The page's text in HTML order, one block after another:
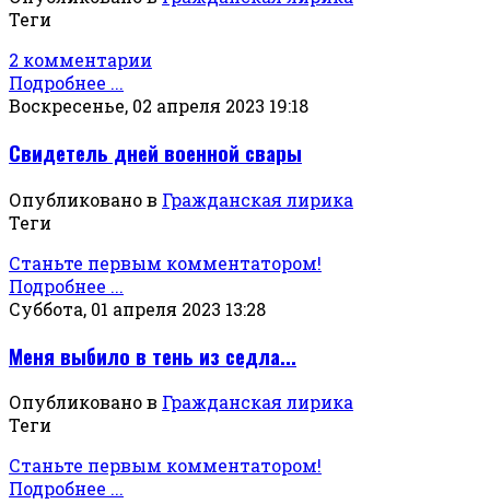
Теги
2 комментарии
Подробнее ...
Воскресенье, 02 апреля 2023 19:18
Свидетель дней военной свары
Опубликовано в Гражданская лирика
Теги
Станьте первым комментатором!
Подробнее ...
Суббота, 01 апреля 2023 13:28
Меня выбило в тень из седла...
Опубликовано в Гражданская лирика
Теги
Станьте первым комментатором!
Подробнее ...